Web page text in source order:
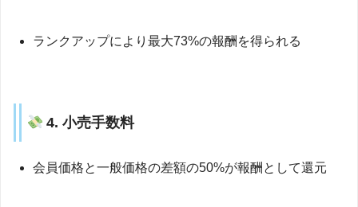
ランクアップにより最大73%の報酬を得られる
4. 小売手数料
会員価格と一般価格の差額の50%が報酬として還元